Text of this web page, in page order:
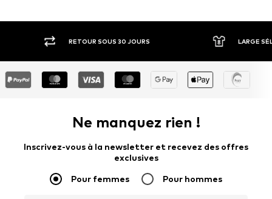
RETOUR SOUS 30 JOURS LARGE
Ne manquez rien !
Inscrivez-vous à la newsletter et recevez des offres
exclusives
Pour femmes Pour hommes